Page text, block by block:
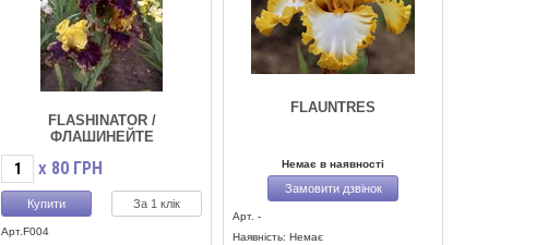
FLASHINATOR /
ФЛАШИНЕЙТЕ
X 80 ГРН
За 1 клік
Арт.F004
FLAUNTRES
Немає в наявності
Замовити дзвінок
Арт. -
Наявність: Немає